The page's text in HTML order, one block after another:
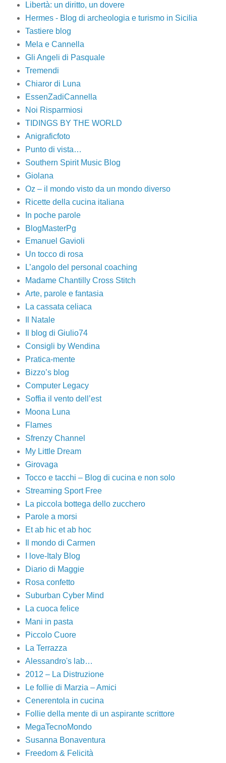
Libertà: un diritto, un dovere
Hermes - Blog di archeologia e turismo in Sicilia
Tastiere blog
Mela e Cannella
Gli Angeli di Pasquale
Tremendi
Chiaror di Luna
EssenZadiCannella
Noi Risparmiosi
TIDINGS BY THE WORLD
Anigraficfoto
Punto di vista…
Southern Spirit Music Blog
Giolana
Oz – il mondo visto da un mondo diverso
Ricette della cucina italiana
In poche parole
BlogMasterPg
Emanuel Gavioli
Un tocco di rosa
L’angolo del personal coaching
Madame Chantilly Cross Stitch
Arte, parole e fantasia
La cassata celiaca
Il Natale
Il blog di Giulio74
Consigli by Wendina
Pratica-mente
Bizzo’s blog
Computer Legacy
Soffia il vento dell’est
Moona Luna
Flames
Sfrenzy Channel
My Little Dream
Girovaga
Tocco e tacchi – Blog di cucina e non solo
Streaming Sport Free
La piccola bottega dello zucchero
Parole a morsi
Et ab hic et ab hoc
Il mondo di Carmen
I love-Italy Blog
Diario di Maggie
Rosa confetto
Suburban Cyber Mind
La cuoca felice
Mani in pasta
Piccolo Cuore
La Terrazza
Alessandro's lab…
2012 – La Distruzione
Le follie di Marzia – Amici
Cenerentola in cucina
Follie della mente di un aspirante scrittore
MegaTecnoMondo
Susanna Bonaventura
Freedom & Felicità